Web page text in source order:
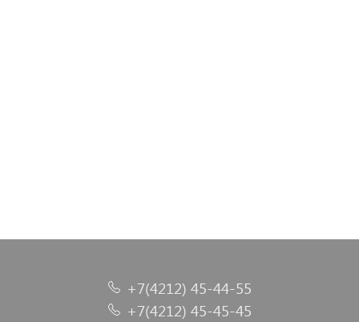
+7(4212) 45-44-55
+7(4212) 45-45-45